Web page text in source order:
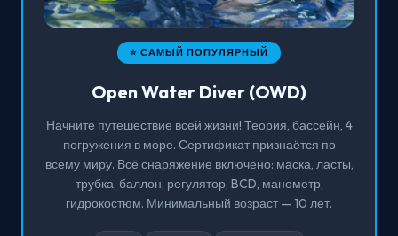
⭐ САМЫЙ ПОПУЛЯРНЫЙ
Open Water Diver (OWD)
Начните путешествие всей жизни! Теория, бассейн, 4
погружения в море. Сертификат признаётся по
всему миру. Всё снаряжение включено: маска, ласты,
трубка, баллон, регулятор, BCD, манометр,
гидрокостюм. Минимальный возраст — 10 лет.